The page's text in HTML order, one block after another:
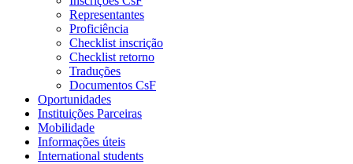
Representantes
Proficiência
Checklist inscrição
Checklist retorno
Traduções
Documentos CsF
Oportunidades
Instituições Parceiras
Mobilidade
Informações úteis
International students